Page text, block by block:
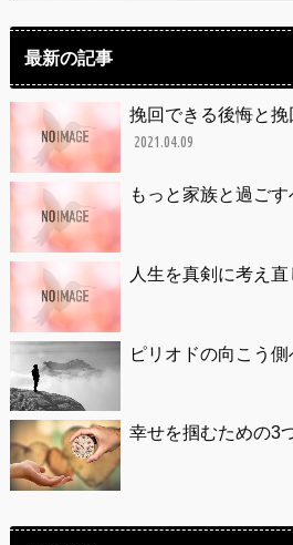
最新の記事
挽回できる後悔と
2021.04.09
もっと家族と過ご
人生を真剣に考え直
ピリオドの向こう側
幸せを掴むための3